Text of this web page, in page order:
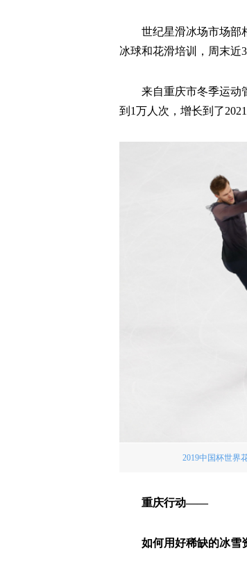
世纪星滑冰场市场部
冰球和花滑培训，周末近
来自重庆市冬季运动
到1万人次，增长到了
2019中国杯世界
重庆行动——
如何用好稀缺的冰雪